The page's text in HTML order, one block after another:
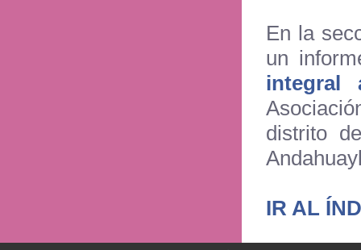
En la
un
integral
distrito
IR AL